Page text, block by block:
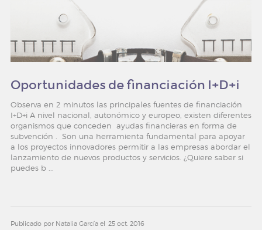
Oportunidades de financiación I+D+i
Observa en 2 minutos las principales fuentes de financiación
I+D+i A nivel nacional, autonómico y europeo, existen diferentes
organismos que conceden ayudas financieras en forma de
subvención . Son una herramienta fundamental para apoyar
a los proyectos innovadores permitir a las empresas abordar el
lanzamiento de nuevos productos y servicios. ¿Quiere saber si
puedes b ...
Publicado por Natalia García el 25 oct. 2016